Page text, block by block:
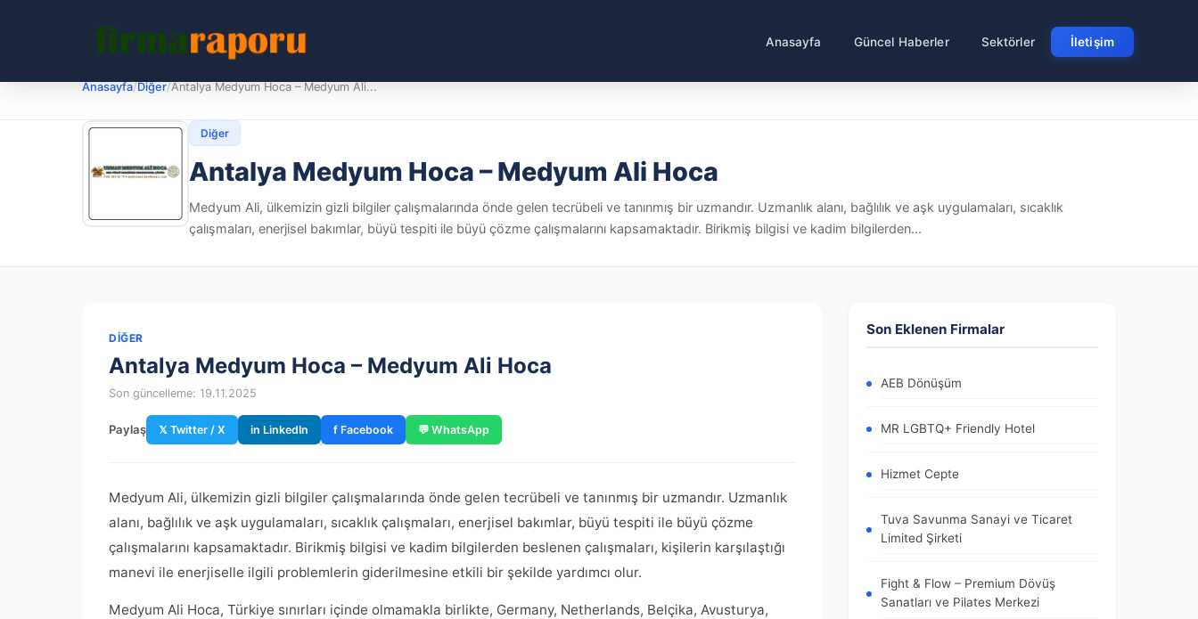
Anasayfa Güncel Haberler Sektörler İletişim
Anasayfa/Diğer/Antalya Medyum Hoca – Medyum Ali...
Diğer
Antalya Medyum Hoca – Medyum Ali Hoca
Medyum Ali, ülkemizin gizli bilgiler çalışmalarında önde gelen tecrübeli ve tanınmış bir uzmandır. Uzmanlık alanı, bağlılık ve aşk uygulamaları, sıcaklık
çalışmaları, enerjisel bakımlar, büyü tespiti ile büyü çözme çalışmalarını kapsamaktadır. Birikmiş bilgisi ve kadim bilgilerden...
DIĞER
Antalya Medyum Hoca – Medyum Ali Hoca
Son güncelleme: 19.11.2025
Paylaş 𝕏 Twitter / X in LinkedIn f Facebook 💬 WhatsApp
Medyum Ali, ülkemizin gizli bilgiler çalışmalarında önde gelen tecrübeli ve tanınmış bir uzmandır. Uzmanlık
alanı, bağlılık ve aşk uygulamaları, sıcaklık çalışmaları, enerjisel bakımlar, büyü tespiti ile büyü çözme
çalışmalarını kapsamaktadır. Birikmiş bilgisi ve kadim bilgilerden beslenen çalışmaları, kişilerin karşılaştığı
manevi ile enerjiselle ilgili problemlerin giderilmesine etkili bir şekilde yardımcı olur.
Medyum Ali Hoca, Türkiye sınırları içinde olmamakla birlikte, Germany, Netherlands, Belçika, Avusturya,
Son Eklenen Firmalar
AEB Dönüşüm
MR LGBTQ+ Friendly Hotel
Hizmet Cepte
Tuva Savunma Sanayi ve Ticaret
Limited Şirketi
Fight & Flow – Premium Dövüş
Sanatları ve Pilates Merkezi